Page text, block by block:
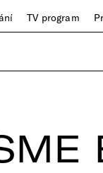
TV program